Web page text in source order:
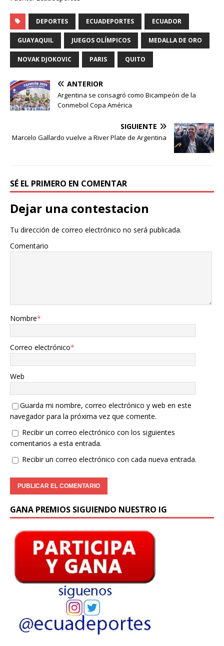
DEPORTES ECUADEPORTES ECUADOR
GUAYAQUIL JUEGOS OLÍMPICOS MEDALLA DE ORO
NOVAK DJOKOVIC PARIS QUITO
ANTERIOR
Argentina se consagró como Bicampeón de la
Conmebol Copa América
SIGUIENTE
Marcelo Gallardo vuelve a River Plate de Argentina
SÉ EL PRIMERO EN COMENTAR
Dejar una contestacion
Tu dirección de correo electrónico no será publicada.
Comentario
Nombre*
Correo electrónico*
Web
Guarda mi nombre, correo electrónico y web en este
navegador para la próxima vez que comente.
Recibir un correo electrónico con los siguientes
comentarios a esta entrada.
Recibir un correo electrónico con cada nueva entrada.
GANA PREMIOS SIGUIENDO NUESTRO IG